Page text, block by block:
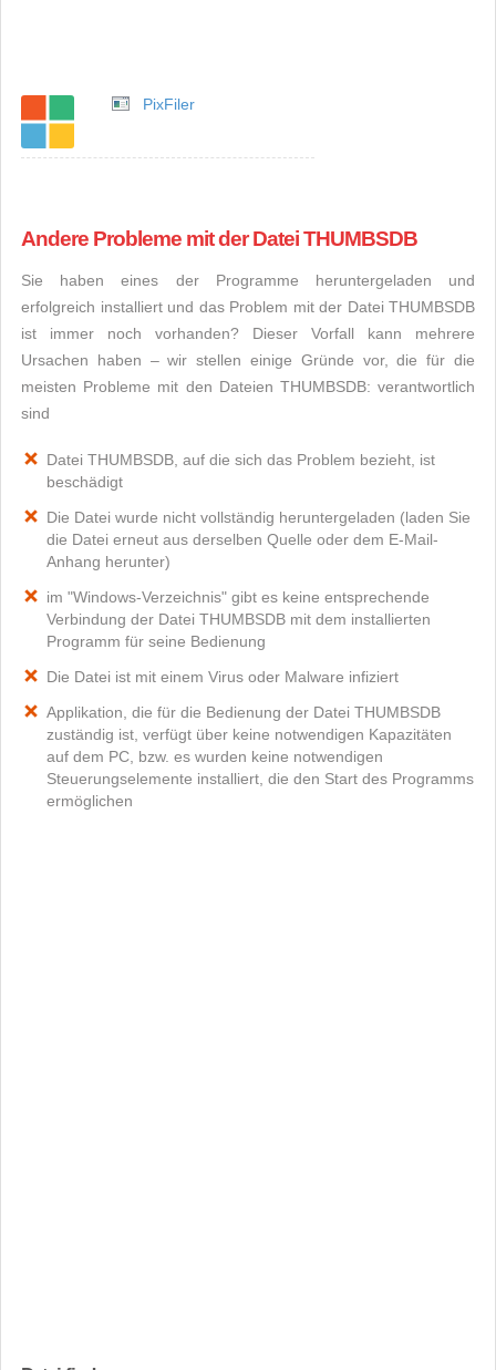
PixFiler
Andere Probleme mit der Datei THUMBSDB
Sie haben eines der Programme heruntergeladen und
erfolgreich installiert und das Problem mit der Datei THUMBSDB
ist immer noch vorhanden? Dieser Vorfall kann mehrere
Ursachen haben – wir stellen einige Gründe vor, die für die
meisten Probleme mit den Dateien THUMBSDB: verantwortlich
sind
Datei THUMBSDB, auf die sich das Problem bezieht, ist
beschädigt
Die Datei wurde nicht vollständig heruntergeladen (laden Sie
die Datei erneut aus derselben Quelle oder dem E-Mail-
Anhang herunter)
im "Windows-Verzeichnis" gibt es keine entsprechende
Verbindung der Datei THUMBSDB mit dem installierten
Programm für seine Bedienung
Die Datei ist mit einem Virus oder Malware infiziert
Applikation, die für die Bedienung der Datei THUMBSDB
zuständig ist, verfügt über keine notwendigen Kapazitäten
auf dem PC, bzw. es wurden keine notwendigen
Steuerungselemente installiert, die den Start des Programms
ermöglichen